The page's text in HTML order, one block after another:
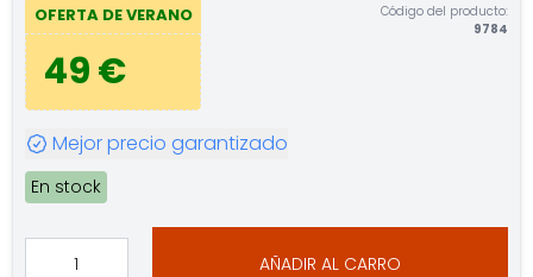
OFERTA DE VERANO
49 €
Código del producto:
9784
Mejor precio garantizado
En stock
AÑADIR AL CARRO